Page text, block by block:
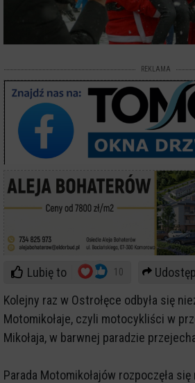
REKLAMA
Lubię to 10
Kolejny raz w Ostrołęce odbyła się
Motomikołaje, czyli motocykliści w
Mikołaja, w barwnej paradzie
Parada Motomikołajów rozpoczęła